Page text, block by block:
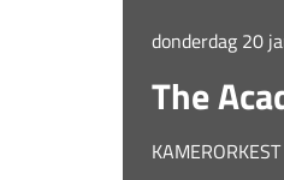
donderdag 20
The
KAMERORKEST